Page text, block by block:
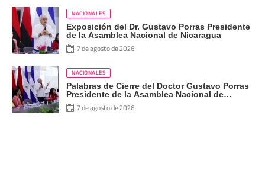
NACIONALES
Exposición del Dr. Gustavo Porras Presidente
de la Asamblea Nacional de Nicaragua
7 de agosto de 2026
NACIONALES
Palabras de Cierre del Doctor Gustavo Porras
Presidente de la Asamblea Nacional de
Nicaragua
7 de agosto de 2026